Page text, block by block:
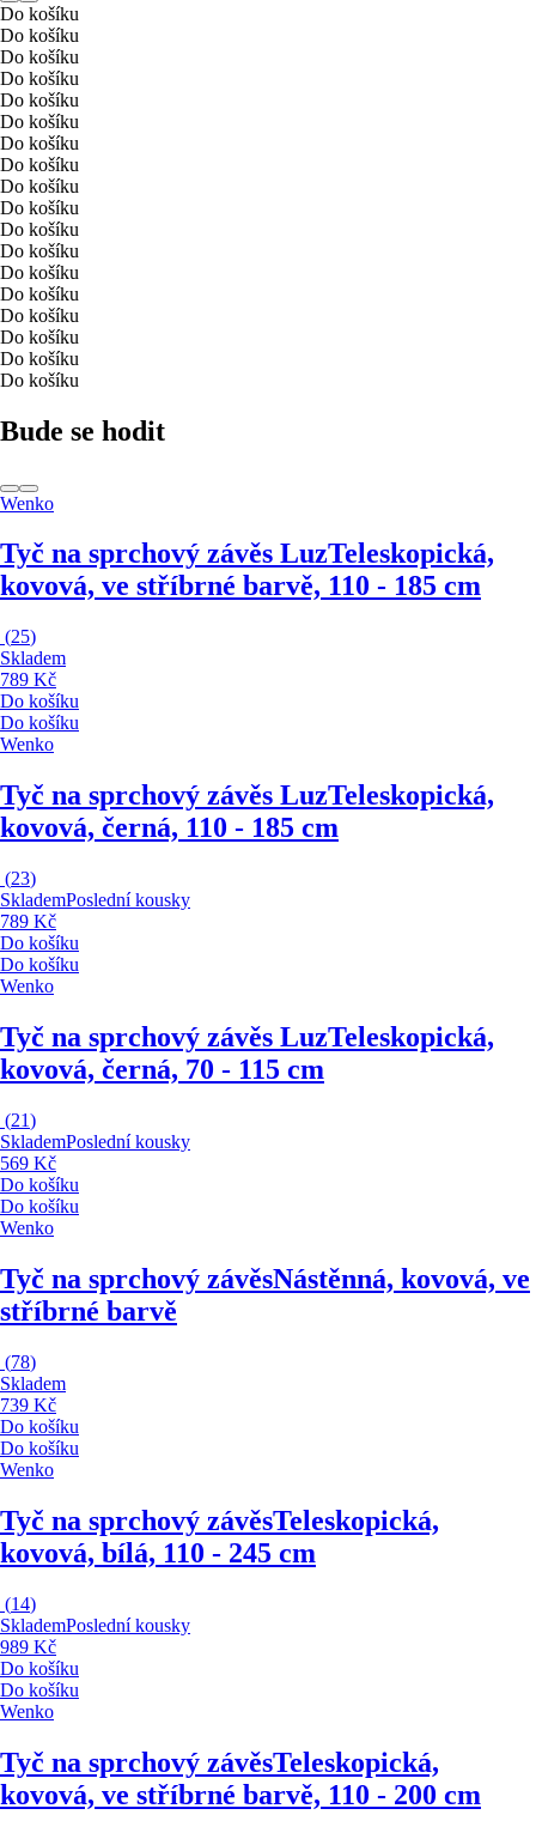
Do košíku
Do košíku
Do košíku
Do košíku
Do košíku
Do košíku
Do košíku
Do košíku
Do košíku
Do košíku
Do košíku
Do košíku
Do košíku
Do košíku
Do košíku
Do košíku
Do košíku
Do košíku
Bude se hodit
Wenko
Tyč na sprchový závěs LuzTeleskopická,
kovová, ve stříbrné barvě, 110 - 185 cm
(25)
Skladem
789 Kč
Do košíku
Do košíku
Wenko
Tyč na sprchový závěs LuzTeleskopická,
kovová, černá, 110 - 185 cm
(23)
SklademPoslední kousky
789 Kč
Do košíku
Do košíku
Wenko
Tyč na sprchový závěs LuzTeleskopická,
kovová, černá, 70 - 115 cm
(21)
SklademPoslední kousky
569 Kč
Do košíku
Do košíku
Wenko
Tyč na sprchový závěsNástěnná, kovová, ve
stříbrné barvě
(78)
Skladem
739 Kč
Do košíku
Do košíku
Wenko
Tyč na sprchový závěsTeleskopická,
kovová, bílá, 110 - 245 cm
(14)
SklademPoslední kousky
989 Kč
Do košíku
Do košíku
Wenko
Tyč na sprchový závěsTeleskopická,
kovová, ve stříbrné barvě, 110 - 200 cm